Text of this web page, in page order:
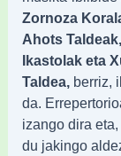
Zornoza
Ahots
Ikastolak eta
Taldea, berriz,
da.
izango dira
du jakingo